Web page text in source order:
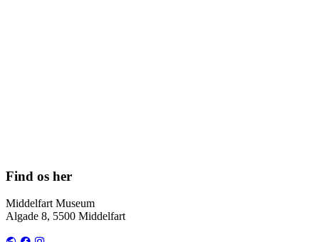
Find os her
Middelfart Museum
Algade 8, 5500 Middelfart